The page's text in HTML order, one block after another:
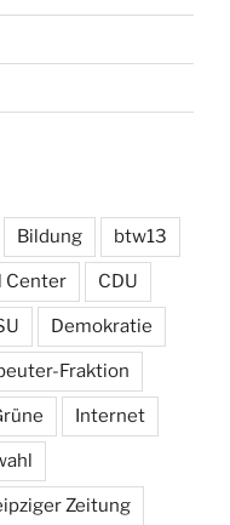
Bildung btw13
Center CDU
Demokratie
Fraktion
Internet
Zeitung